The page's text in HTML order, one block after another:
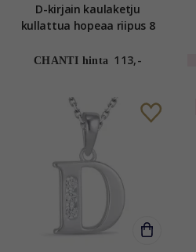
D-kirjain kaulaketju
kullattua hopeaa riipus 8
CHANTI hinta 113,-